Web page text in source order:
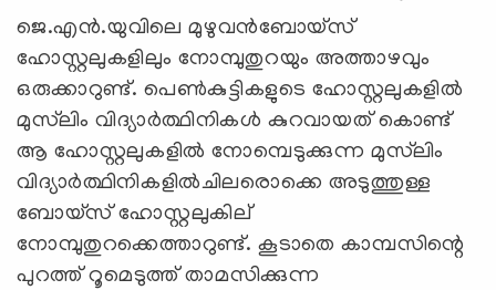
ജെ.എന്‍.യുവിലെ മുഴുവന്‍ബോയ്‌സ്
ഹോസ്റ്റലുകളിലും നോമ്പുതുറയും അത്താഴവും
ഒരുക്കാറുണ്ട്. പെണ്‍കുട്ടികളുടെ ഹോസ്റ്റലുകളില്‍
മുസ്‌ലിം വിദ്യാര്‍ത്ഥിനികള്‍ കുറവായത് കൊണ്ട്
ആ ഹോസ്റ്റലുകളില്‍ നോമ്പെടുക്കുന്ന മുസ്‌ലിം
വിദ്യാര്‍ത്ഥിനികളില്‍ചിലരൊക്കെ അടുത്തുള്ള
ബോയ്‌സ് ഹോസ്റ്റലുകില്
നോമ്പുതുറക്കെത്താറുണ്ട്. കൂടാതെ കാമ്പസിന്റെ
പുറത്ത് റൂമെടുത്ത് താമസിക്കുന്ന